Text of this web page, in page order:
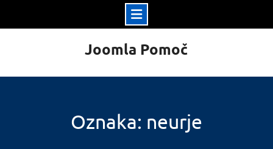
Joomla Pomoč
Oznaka: neurje